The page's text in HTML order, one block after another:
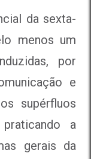
da sexta-
menos um
por
e
supérfluos
a
gerais da